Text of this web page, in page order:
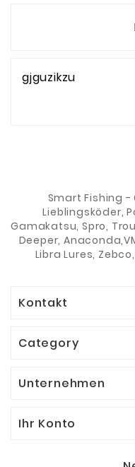
gjguzikzu
Smart Fishing
Lieblingsköder,
Gamakatsu, Spro,
Deeper,
Libra Lures,
Kontakt
Category
Unternehmen
Ihr Konto